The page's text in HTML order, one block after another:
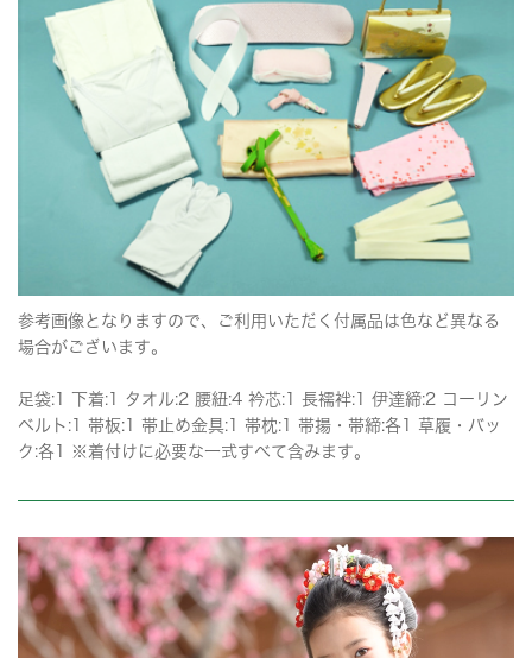
参考画像となりますので、ご利用いただく付属品は色など異なる
場合がございます。
足袋:1 下着:1 タオル:2 腰紐:4 衿芯:1 長襦袢:1 伊達締:2 コーリン
ベルト:1 帯板:1 帯止め金具:1 帯枕:1 帯揚・帯締:各1 草履・バッ
ク:各1 ※着付けに必要な一式すべて含みます。